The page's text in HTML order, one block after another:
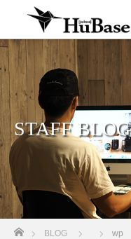
STAFF BLOG
ホーム
BLOG wp